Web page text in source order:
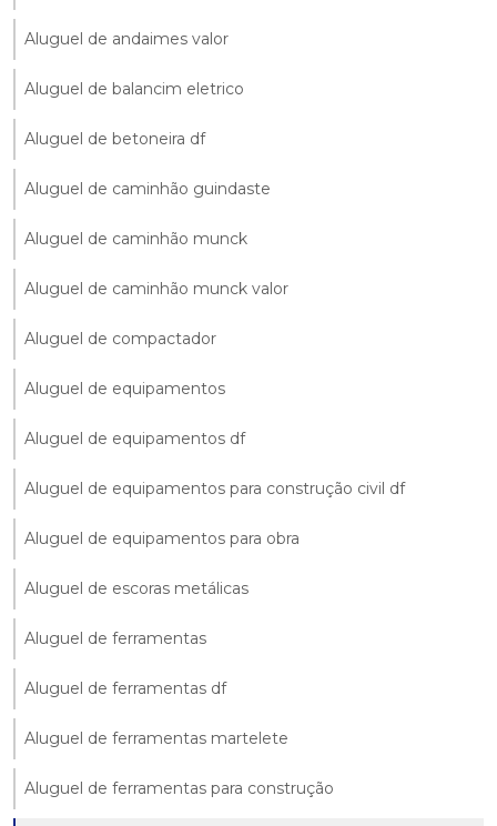
Aluguel de andaimes valor
Aluguel de balancim eletrico
Aluguel de betoneira df
Aluguel de caminhão guindaste
Aluguel de caminhão munck
Aluguel de caminhão munck valor
Aluguel de compactador
Aluguel de equipamentos
Aluguel de equipamentos df
Aluguel de equipamentos para construção civil df
Aluguel de equipamentos para obra
Aluguel de escoras metálicas
Aluguel de ferramentas
Aluguel de ferramentas df
Aluguel de ferramentas martelete
Aluguel de ferramentas para construção